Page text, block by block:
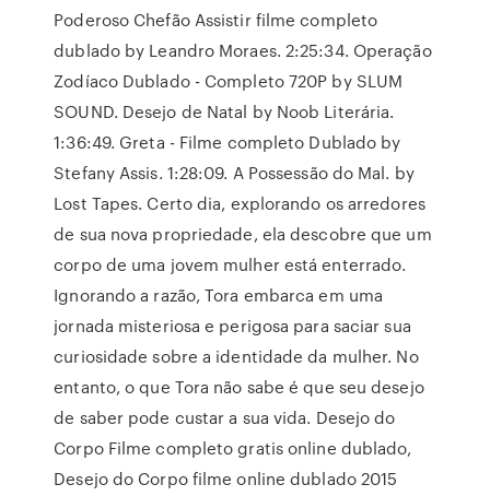
Poderoso Chefão Assistir filme completo
dublado by Leandro Moraes. 2:25:34. Operação
Zodíaco Dublado - Completo 720P by SLUM
SOUND. Desejo de Natal by Noob Literária.
1:36:49. Greta - Filme completo Dublado by
Stefany Assis. 1:28:09. A Possessão do Mal. by
Lost Tapes. Certo dia, explorando os arredores
de sua nova propriedade, ela descobre que um
corpo de uma jovem mulher está enterrado.
Ignorando a razão, Tora embarca em uma
jornada misteriosa e perigosa para saciar sua
curiosidade sobre a identidade da mulher. No
entanto, o que Tora não sabe é que seu desejo
de saber pode custar a sua vida. Desejo do
Corpo Filme completo gratis online dublado,
Desejo do Corpo filme online dublado 2015